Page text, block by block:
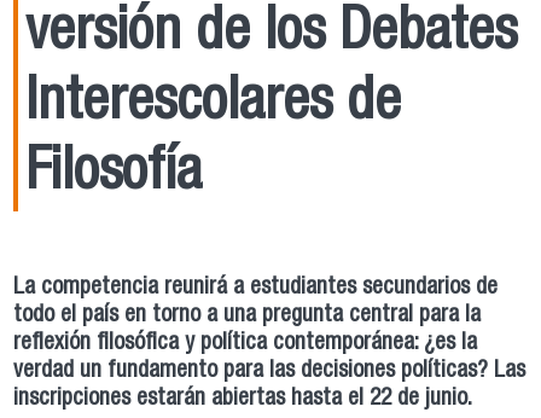
versión de los Debates
Interescolares de
Filosofía
La competencia reunirá a estudiantes secundarios de
todo el país en torno a una pregunta central para la
reflexión filosófica y política contemporánea: ¿es la
verdad un fundamento para las decisiones políticas? Las
inscripciones estarán abiertas hasta el 22 de junio.